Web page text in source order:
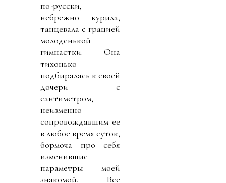
по-русски,
небрежно курила,
танцевала с грацией
молоденькой
гимнастки. Она
тихонько
подбиралась к своей
дочери с
сантиметром,
неизменно
сопровождавшим ее
в любое время суток,
бормоча про себя
изменившие
параметры моей
знакомой. Все